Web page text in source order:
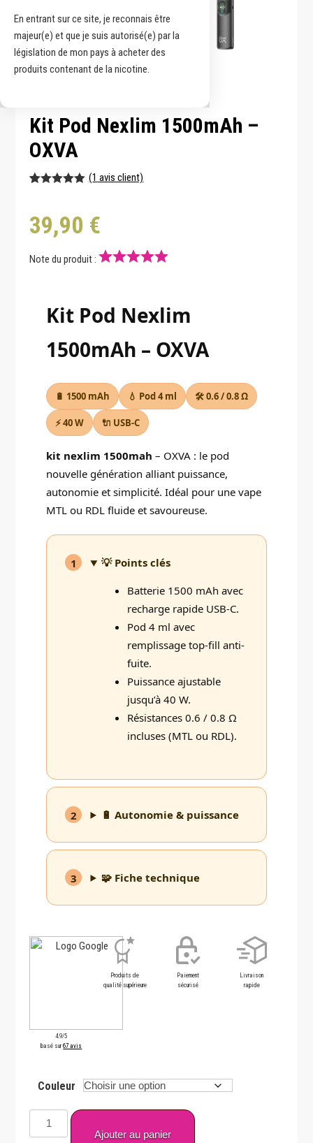
En entrant sur ce site, je reconnais être
majeur(e) et que je suis autorisé(e) par la
législation de mon pays à acheter des
produits contenant de la nicotine.
Kit Pod Nexlim 1500mAh –
OXVA
sur 5
basé sur
notation
(1 avis client)
39,90 €
Note du produit :
Kit Pod Nexlim
1500mAh – OXVA
🔋 1500 mAh 💧 Pod 4 ml 🛠️ 0.6 / 0.8 Ω
⚡ 40 W 🔌 USB-C
kit nexlim 1500mah – OXVA : le pod
nouvelle génération alliant puissance,
autonomie et simplicité. Idéal pour une vape
MTL ou RDL fluide et savoureuse.
1
💡 Points clés
Batterie 1500 mAh avec
recharge rapide USB-C.
Pod 4 ml avec
remplissage top-fill anti-
fuite.
Puissance ajustable
jusqu’à 40 W.
Résistances 0.6 / 0.8 Ω
incluses (MTL ou RDL).
2 🔋 Autonomie & puissance
3 🧩 Fiche technique
4.9/5
basé sur67 avis
Produits de
qualité supérieure
Paiement
sécurisé
Livraison
rapide
Couleur
quantité
de
Ajouter au panier